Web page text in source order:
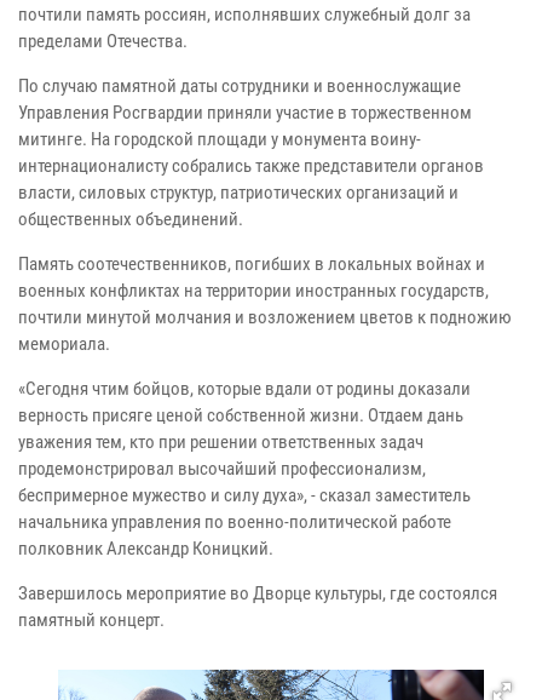
почтили память россиян, исполнявших служебный долг за
пределами Отечества.
По случаю памятной даты сотрудники и военнослужащие
Управления Росгвардии приняли участие в торжественном
митинге. На городской площади у монумента воину-
интернационалисту собрались также представители органов
власти, силовых структур, патриотических организаций и
общественных объединений.
Память соотечественников, погибших в локальных войнах и
военных конфликтах на территории иностранных государств,
почтили минутой молчания и возложением цветов к подножию
мемориала.
«Сегодня чтим бойцов, которые вдали от родины доказали
верность присяге ценой собственной жизни. Отдаем дань
уважения тем, кто при решении ответственных задач
продемонстрировал высочайший профессионализм,
беспримерное мужество и силу духа», - сказал заместитель
начальника управления по военно-политической работе
полковник Александр Коницкий.
Завершилось мероприятие во Дворце культуры, где состоялся
памятный концерт.